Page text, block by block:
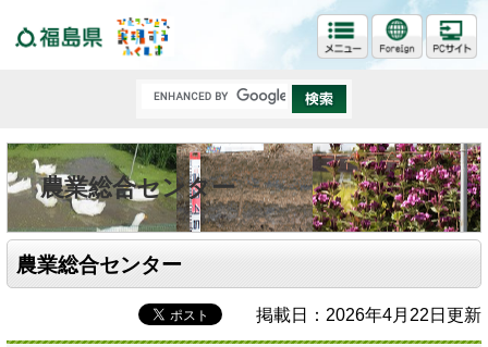
農業総合センター
農業総合センター
掲載日：2026年4月22日更新